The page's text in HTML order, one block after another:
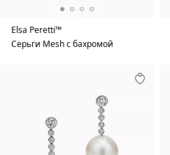
Elsa Peretti™
Серьги Mesh с бахромой